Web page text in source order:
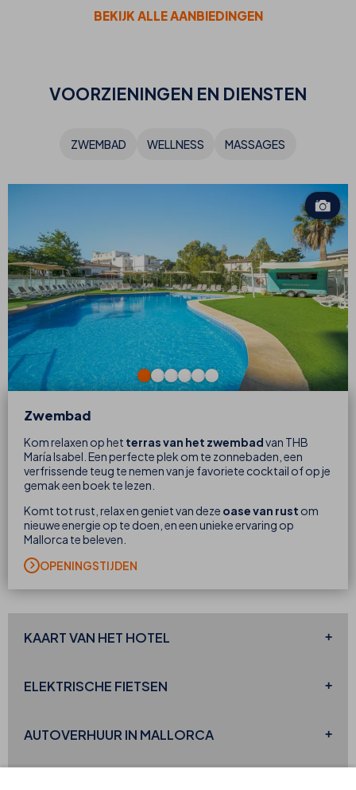
BEKIJK ALLE AANBIEDINGEN
VOORZIENINGEN EN DIENSTEN
ZWEMBAD WELLNESS MASSAGES
Zwembad
Kom relaxen op het terras van het zwembadvan THB
María Isabel. Een perfecte plek om te zonnebaden, een
verfrissende teug te nemen van je favoriete cocktail of op je
gemak een boek te lezen.
Komt tot rust, relax en geniet van deze oase van rust om
nieuwe energie op te doen, en een unieke ervaring op
Mallorca te beleven.
OPENINGSTIJDEN
KAART VAN HET HOTEL
ELEKTRISCHE FIETSEN
AUTOVERHUUR IN MALLORCA